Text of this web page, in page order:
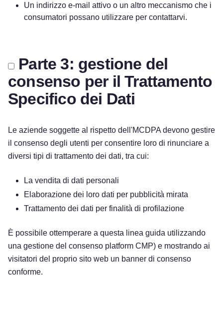
Un indirizzo e-mail attivo o un altro meccanismo che i
consumatori possano utilizzare per contattarvi.
Parte 3: gestione del
consenso per il Trattamento
Specifico dei Dati
Le aziende soggette al rispetto dell'MCDPA devono gestire
il consenso degli utenti per consentire loro di rinunciare a
diversi tipi di trattamento dei dati, tra cui:
La vendita di dati personali
Elaborazione dei loro dati per pubblicità mirata
Trattamento dei dati per finalità di profilazione
È possibile ottemperare a questa linea guida utilizzando
una gestione del consenso platform CMP) e mostrando ai
visitatori del proprio sito web un banner di consenso
conforme.